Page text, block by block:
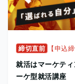
締切直前 【申込
就活はマーケテ
ーケ型就活講座